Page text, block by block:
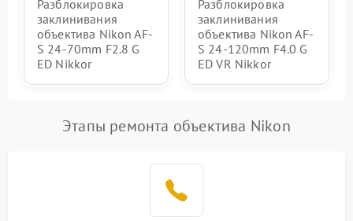
Разблокировка
заклинивания
объектива Nikon AF-
S 24-70mm F2.8 G
ED Nikkor
Разблокировка
заклинивания
объектива Nikon AF-
S 24-120mm F4.0 G
ED VR Nikkor
Этапы ремонта объектива Nikon